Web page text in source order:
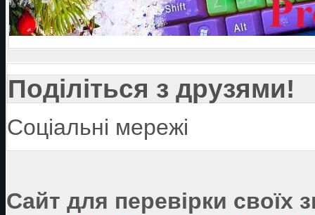
Поділіться з друзями!
Соціальні мережі
Сайт для перевірки своїх